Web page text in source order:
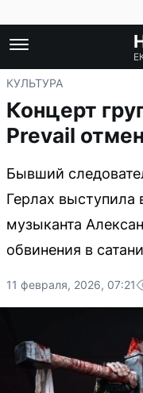
КУЛЬТУРА
Концерт
Prevail
Бывший
Герлах выступила
музыканта
обвинения в
11 февраля, 2026, 07:21